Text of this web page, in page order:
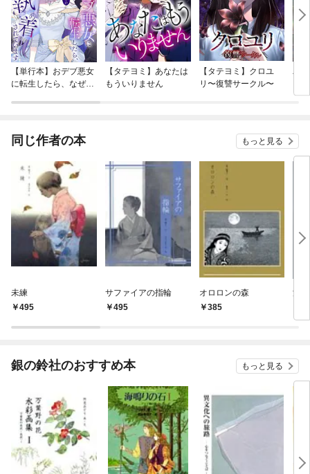
【単行本】おデブ悪女
に転生したら、なぜか
【タテヨミ】あなたは
もういりません
【タテヨミ】クロユ
リ〜復讐サークル〜
バ
今
同じ作者の本 もっと見る
未練
495
サファイアの指輪
495
オロロンの森
385
泪壷
銀の鈴社のおすすめ本 もっと見る